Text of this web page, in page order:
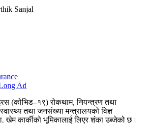
Sanjal
(कोभिड–१९) रोकथाम, नियन्त्रण तथा
तथा जनसंख्या मन्त्रालयको विज्ञ
खेम कार्कीको भूमिकालाई लिएर शंका उब्जेको छ।